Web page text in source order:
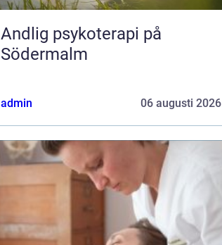
Andlig psykoterapi på
Södermalm
admin 06 augusti 2026